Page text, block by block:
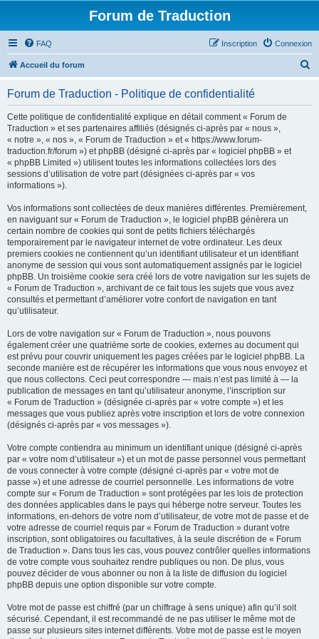
Forum de Traduction
FAQ Connexion
Inscription
Accueil du forum
Forum de Traduction - Politique de confidentialité
Cette politique de confidentialité explique en détail comment « Forum de
Traduction » et ses partenaires affiliés (désignés ci-après par « nous »,
« notre », « nos », « Forum de Traduction » et « https://www.forum-
traduction.fr/forum ») et phpBB (désigné ci-après par « logiciel phpBB » et
« phpBB Limited ») utilisent toutes les informations collectées lors des
sessions d’utilisation de votre part (désignées ci-après par « vos
informations »).
Vos informations sont collectées de deux manières différentes. Premièrement,
en naviguant sur « Forum de Traduction », le logiciel phpBB génèrera un
certain nombre de cookies qui sont de petits fichiers téléchargés
temporairement par le navigateur internet de votre ordinateur. Les deux
premiers cookies ne contiennent qu’un identifiant utilisateur et un identifiant
anonyme de session qui vous sont automatiquement assignés par le logiciel
phpBB. Un troisième cookie sera créé lors de votre navigation sur les sujets de
« Forum de Traduction », archivant de ce fait tous les sujets que vous avez
consultés et permettant d’améliorer votre confort de navigation en tant
qu’utilisateur.
Lors de votre navigation sur « Forum de Traduction », nous pouvons
également créer une quatrième sorte de cookies, externes au document qui
est prévu pour couvrir uniquement les pages créées par le logiciel phpBB. La
seconde manière est de récupérer les informations que vous nous envoyez et
que nous collectons. Ceci peut correspondre — mais n’est pas limité à — la
publication de messages en tant qu’utilisateur anonyme, l’inscription sur
« Forum de Traduction » (désignée ci-après par « votre compte ») et les
messages que vous publiez après votre inscription et lors de votre connexion
(désignés ci-après par « vos messages »).
Votre compte contiendra au minimum un identifiant unique (désigné ci-après
par « votre nom d’utilisateur ») et un mot de passe personnel vous permettant
de vous connecter à votre compte (désigné ci-après par « votre mot de
passe ») et une adresse de courriel personnelle. Les informations de votre
compte sur « Forum de Traduction » sont protégées par les lois de protection
des données applicables dans le pays qui héberge notre serveur. Toutes les
informations, en-dehors de votre nom d’utilisateur, de votre mot de passe et de
votre adresse de courriel requis par « Forum de Traduction » durant votre
inscription, sont obligatoires ou facultatives, à la seule discrétion de « Forum
de Traduction ». Dans tous les cas, vous pouvez contrôler quelles informations
de votre compte vous souhaitez rendre publiques ou non. De plus, vous
pouvez décider de vous abonner ou non à la liste de diffusion du logiciel
phpBB depuis une option disponible sur votre compte.
Votre mot de passe est chiffré (par un chiffrage à sens unique) afin qu’il soit
sécurisé. Cependant, il est recommandé de ne pas utiliser le même mot de
passe sur plusieurs sites internet différents. Votre mot de passe est le moyen